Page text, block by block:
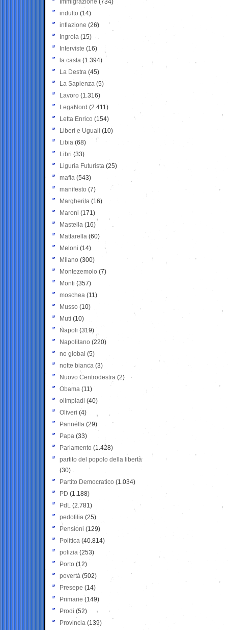
Immigrazione (734)
indulto (14)
inflazione (26)
Ingroia (15)
Interviste (16)
la casta (1.394)
La Destra (45)
La Sapienza (5)
Lavoro (1.316)
LegaNord (2.411)
Letta Enrico (154)
Liberi e Uguali (10)
Libia (68)
Libri (33)
Liguria Futurista (25)
mafia (543)
manifesto (7)
Margherita (16)
Maroni (171)
Mastella (16)
Mattarella (60)
Meloni (14)
Milano (300)
Montezemolo (7)
Monti (357)
moschea (11)
Musso (10)
Muti (10)
Napoli (319)
Napolitano (220)
no global (5)
notte bianca (3)
Nuovo Centrodestra (2)
Obama (11)
olimpiadi (40)
Oliveri (4)
Pannella (29)
Papa (33)
Parlamento (1.428)
partito del popolo della libertà
(30)
Partito Democratico (1.034)
PD (1.188)
PdL (2.781)
pedofilia (25)
Pensioni (129)
Politica (40.814)
polizia (253)
Porto (12)
povertà (502)
Presepe (14)
Primarie (149)
Prodi (52)
Provincia (139)